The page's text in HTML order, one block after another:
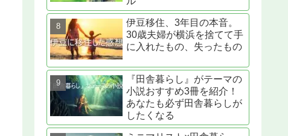
伊豆移住、3年目の本音。
30歳夫婦が横浜を捨てて手
に入れたもの、失ったもの
『田舎暮らし』がテーマの
小説おすすめ3冊を紹介！
あなたも必ず田舎暮らしが
したくなる